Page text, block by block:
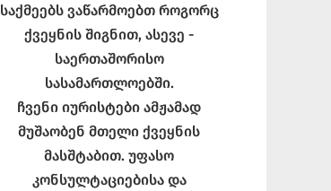
საქმეებს ვაწარმოებთ როგორც
ქვეყნის შიგნით, ასევე -
საერთაშორისო
სასამართლოებში.
ჩვენი იურისტები ამჟამად
მუშაობენ მთელი ქვეყნის
მასშტაბით. უფასო
კონსულტაციებისა და